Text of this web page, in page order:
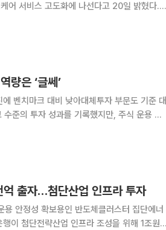
어 서비스 고도화에 나선다고 20일 밝혔다.
참석한 가운
량은 ‘글쎄’
벤치마크 대비 낮아대체투자 부문도 기준 대
억 출자…첨단산업 인프라 투자
안정성 확보용인 반도체클러스터 집단에너